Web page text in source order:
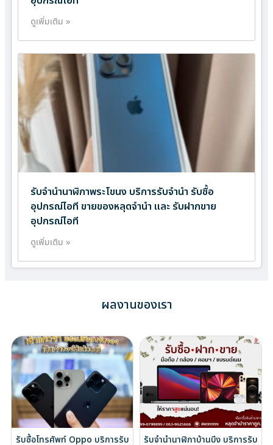
ดูเพิ่มเติม »
รับจำนำนาฬิกาพระโขนง บริการรับจำนำ รับซื้อ
อุปกรณ์ไอที ขายของหลุดจำนำ และ รับฝากขาย
อุปกรณ์ไอที
ดูเพิ่มเติม »
ผลงานของเรา
รับซื้อโทรศัพท์ Oppo บริการรับ
รับจำนำนาฬิกาบ้านบึง บริการรับ